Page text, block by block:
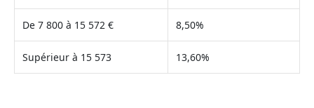
De 7 800 à 15 572 € 8,50%
Supérieur à 15 573 13,60%